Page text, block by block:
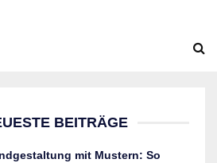
BEITRÄGE
mit Mustern: So